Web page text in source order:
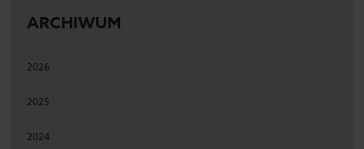
ARCHIWUM
2026
2025
2024